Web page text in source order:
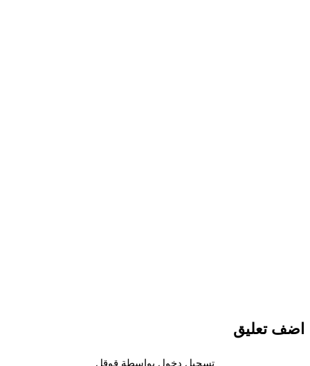
اضف تعليق
تسجيل دخول بواسطة قوقل